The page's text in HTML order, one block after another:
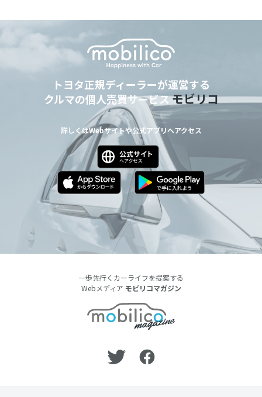
トヨタ正規ディーラーが運営する
クルマの個人売買サービスモビリコ
詳しくはWebサイトや公式アプリへアクセス
一歩先行くカーライフを提案する
Webメディア モビリコマガジン